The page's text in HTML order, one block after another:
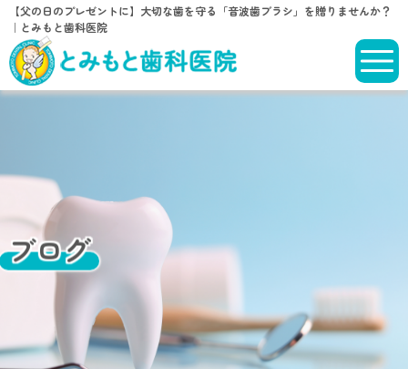
【父の日のプレゼントに】大切な歯を守る「音波歯ブラシ」を贈りませんか？
｜とみもと歯科医院
ブログ